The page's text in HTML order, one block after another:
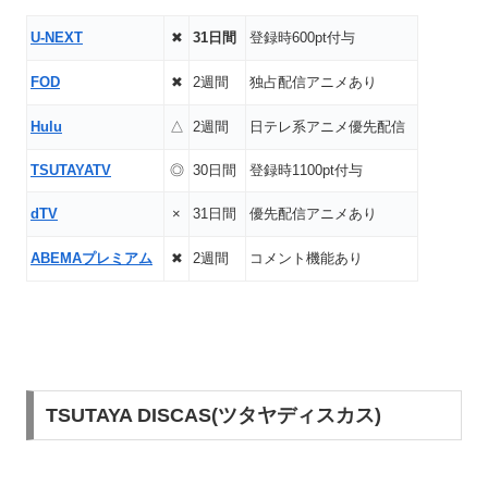
U-NEXT ✖ 31日間 登録時600pt付与
FOD ✖ 2週間 独占配信アニメあり
Hulu △ 2週間 日テレ系アニメ優先配信
TSUTAYATV ◎ 30日間 登録時1100pt付与
dTV × 31日間 優先配信アニメあり
ABEMAプレミアム ✖ 2週間 コメント機能あり
TSUTAYA DISCAS(ツタヤディスカス)